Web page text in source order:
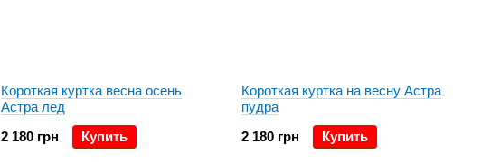
Короткая куртка весна осень
Астра лед
2 180 грн
Купить
Короткая куртка на весну Астра
пудра
2 180 грн
Купить